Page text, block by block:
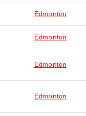
Edmonton
Edmonton
Edmonton
Edmonton